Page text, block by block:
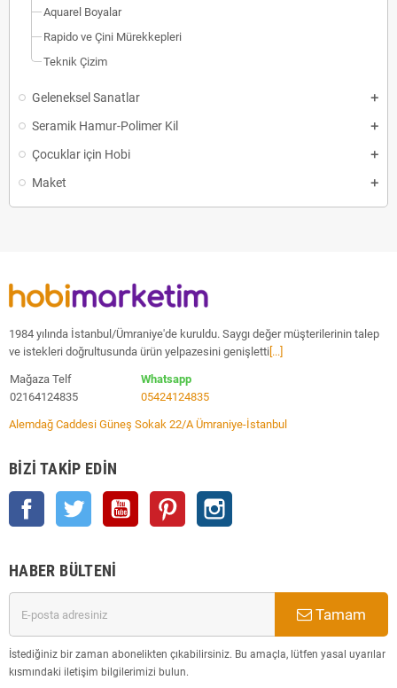
Aquarel Boyalar
Rapido ve Çini Mürekkepleri
Teknik Çizim
Geleneksel Sanatlar
Seramik Hamur-Polimer Kil
Çocuklar için Hobi
Maket
1984 yılında İstanbul/Ümraniye'de kuruldu. Saygı değer müşterilerinin talep
ve istekleri doğrultusunda ürün yelpazesini genişletti [...]
Mağaza Telf
02164124835
Whatsapp
05424124835
Alemdağ Caddesi Güneş Sokak 22/A Ümraniye-İstanbul
BIZI TAKIP EDIN
Facebook Twitter YouTube Pinterest
HABER BÜLTENI
Tamam
İstediğiniz bir zaman abonelikten çıkabilirsiniz. Bu amaçla, lütfen yasal uyarılar
kısmındaki iletişim bilgilerimizi bulun.